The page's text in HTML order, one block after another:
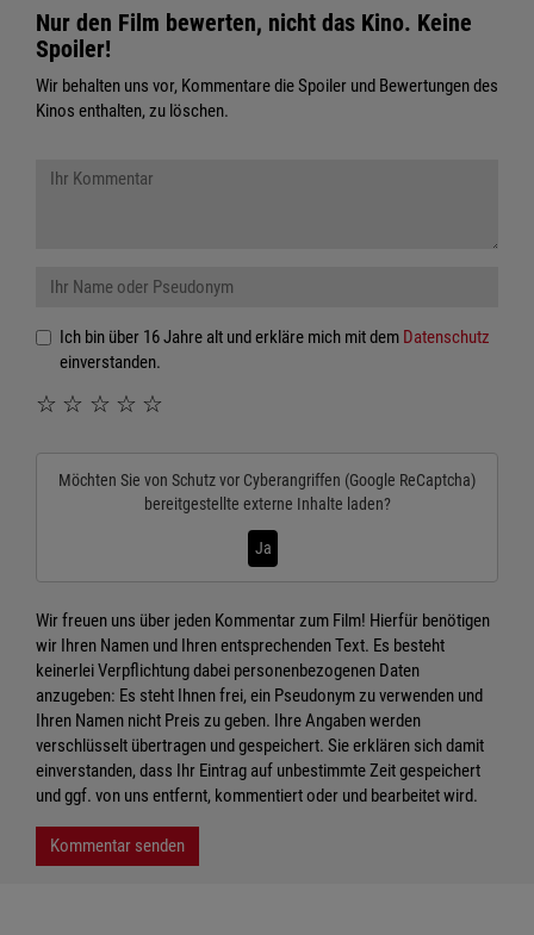
Nur den Film bewerten, nicht das Kino. Keine
Spoiler!
Wir behalten uns vor, Kommentare die Spoiler und Bewertungen des
Kinos enthalten, zu löschen.
Ich bin über 16 Jahre alt und erkläre mich mit dem Datenschutz
einverstanden.
☆
☆
☆
☆
☆
Möchten Sie von Schutz vor Cyberangriffen (Google ReCaptcha)
bereitgestellte externe Inhalte laden?
Ja
Wir freuen uns über jeden Kommentar zum Film! Hierfür benötigen
wir Ihren Namen und Ihren entsprechenden Text. Es besteht
keinerlei Verpflichtung dabei personenbezogenen Daten
anzugeben: Es steht Ihnen frei, ein Pseudonym zu verwenden und
Ihren Namen nicht Preis zu geben. Ihre Angaben werden
verschlüsselt übertragen und gespeichert. Sie erklären sich damit
einverstanden, dass Ihr Eintrag auf unbestimmte Zeit gespeichert
und ggf. von uns entfernt, kommentiert oder und bearbeitet wird.
Kommentar senden